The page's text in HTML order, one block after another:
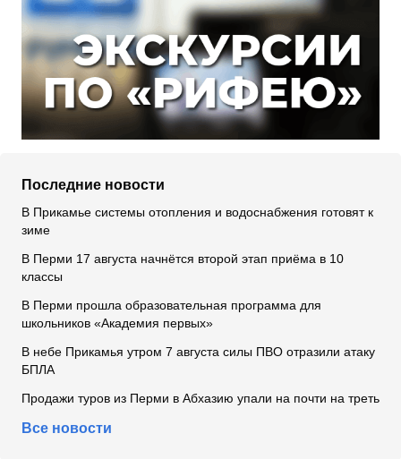
Последние новости
В Прикамье системы отопления и водоснабжения готовят к
зиме
В Перми 17 августа начнётся второй этап приёма в 10
классы
В Перми прошла образовательная программа для
школьников «Академия первых»
В небе Прикамья утром 7 августа силы ПВО отразили атаку
БПЛА
Продажи туров из Перми в Абхазию упали на почти на треть
Все новости